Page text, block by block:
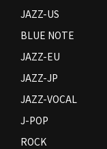
JAZZ-US
BLUE NOTE
JAZZ-EU
JAZZ-JP
JAZZ-VOCAL
J-POP
ROCK